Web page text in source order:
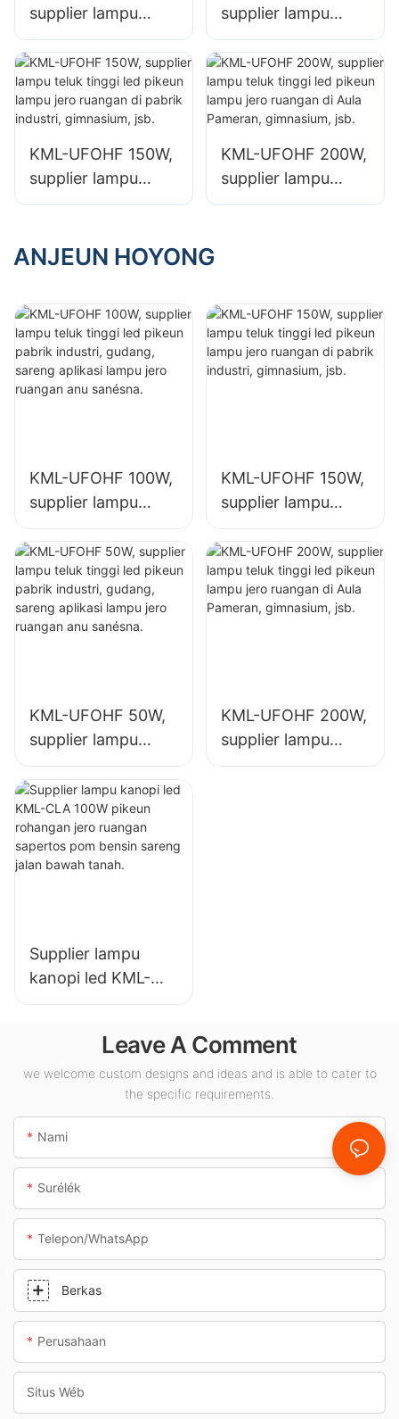
supplier lampu
teluk tinggi led
pikeun pabrik
industri, gudang,
sareng aplikasi
anu sanésna.
supplier lampu
teluk tinggi led
pikeun pabrik
industri, gudang,
sareng aplikasi
anu sanésna.
KML-UFOHF 150W,
supplier lampu
teluk tinggi led
ruangan di pabrik
KML-UFOHF 200W,
supplier lampu
teluk tinggi led
ANJEUN HOYONG
KML-UFOHF 100W,
supplier lampu
teluk tinggi led
pikeun pabrik
industri, gudang,
sareng aplikasi
lampu jero ruangan
KML-UFOHF 150W,
supplier lampu
teluk tinggi led
pikeun lampu jero
ruangan di pabrik
industri,
KML-UFOHF 50W,
supplier lampu
teluk tinggi led
pikeun pabrik
industri, gudang,
sareng aplikasi
lampu jero ruangan
KML-UFOHF 200W,
supplier lampu
teluk tinggi led
Supplier lampu
kanopi led KML-
CLA 100W pikeun
ruangan sapertos
pom bensin sareng
jalan bawah tanah.
Leave A Comment
we welcome custom designs and ideas and is able to cater to
the specific requirements.
Nami
Surélék
Telepon/whatsApp
Berkas
Perusahaan
Situs Wéb